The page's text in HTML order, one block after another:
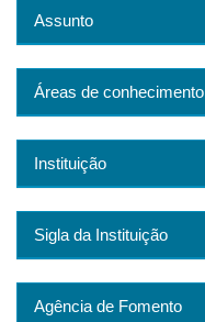
Assunto
Áreas de conhecimento
Instituição
Sigla da Instituição
Agência de Fomento